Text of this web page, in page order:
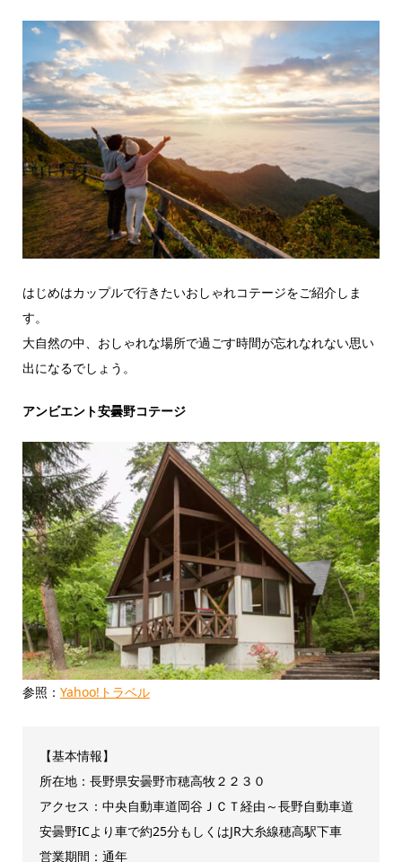
はじめはカップルで行きたいおしゃれコテージをご紹介しま
す。
大自然の中、おしゃれな場所で過ごす時間が忘れなれない思い
出になるでしょう。
アンビエント安曇野コテージ
参照： Yahoo!トラベル
【基本情報】
所在地：長野県安曇野市穂高牧２２３０
アクセス：中央自動車道岡谷ＪＣＴ経由～長野自動車道
安曇野ICより車で約25分もしくはJR大糸線穂高駅下車
営業期間：通年